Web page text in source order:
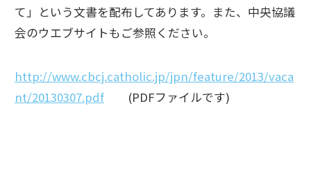
て」という文書を配布してあります。また、中央協議
会のウエブサイトもご参照ください。
http://www.cbcj.catholic.jp/jpn/feature/2013/vaca
nt/20130307.pdf (PDFファイルです)